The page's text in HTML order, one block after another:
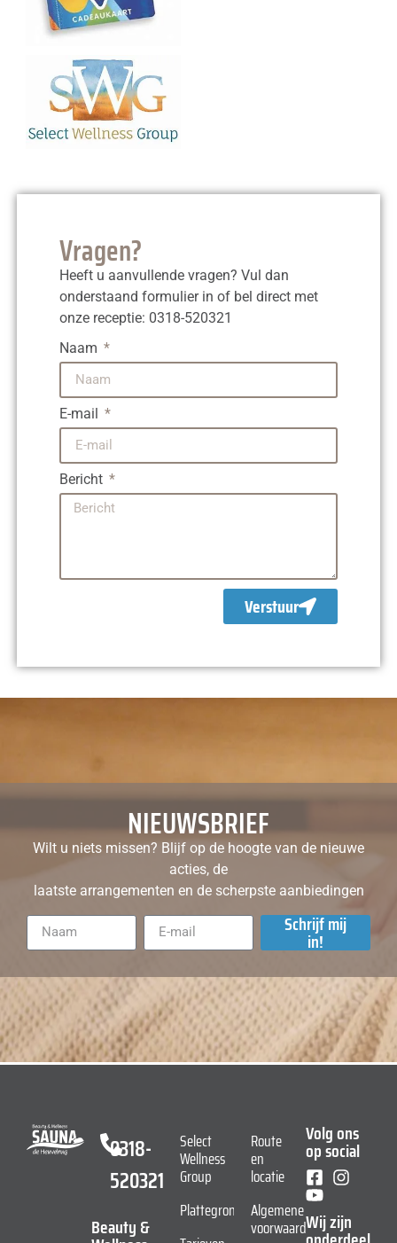
Vragen?
Heeft u aanvullende vragen? Vul dan
onderstaand formulier in of bel direct met
onze receptie: 0318-520321
Naam
E-mail
Bericht
Verstuur
NIEUWSBRIEF
Wilt u niets missen? Blijf op de hoogte van de nieuwe
acties, de
laatste arrangementen en de scherpste aanbiedingen
Schrijf mij
in!
0318-
520321
Beauty &
Select
Wellness
Group
Plattegrond
Route
en
locatie
Algemene
voorwaarden
Volg ons
op social
Wij zijn